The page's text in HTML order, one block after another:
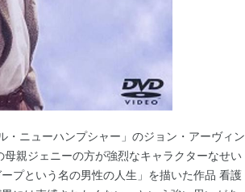
ニューハンプシャー」のジョン・アーヴィン
親ジェニーの方が強烈なキャラクターなせい
プという名の男性の人生」を描いた作品 看護